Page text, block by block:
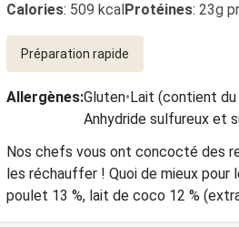
Calories: 509 kcalProtéines: 23g
Préparation rapide
Allergènes:Gluten•Lait (contient
Anhydride sulfureux et
Nos chefs vous ont concocté des
les réchauffer ! Quoi de mieux pour
poulet 13 %, lait de coco 12 %
tournesol), oignon grillé 6 %,